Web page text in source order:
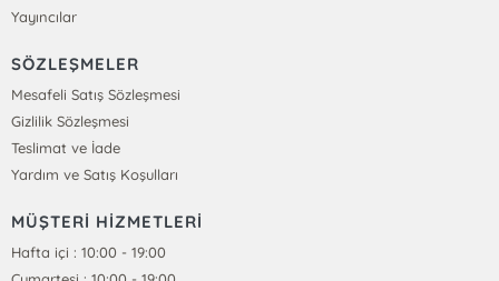
Yayıncılar
SÖZLEŞMELER
Mesafeli Satış Sözleşmesi
Gizlilik Sözleşmesi
Teslimat ve İade
Yardım ve Satış Koşulları
MÜŞTERİ HİZMETLERİ
Hafta içi : 10:00 - 19:00